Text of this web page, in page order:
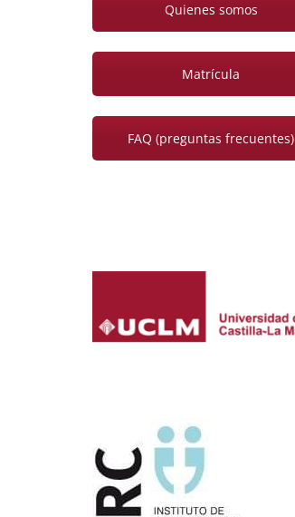
Quienes somos
Matrícula
FAQ (preguntas frecuentes)